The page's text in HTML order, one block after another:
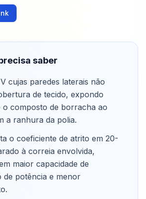
saber
cujas paredes laterais não
de tecido, expondo
o composto de borracha ao
a ranhura da polia.
o coeficiente de atrito em 20-
à correia envolvida,
maior capacidade de
de potência e menor
.